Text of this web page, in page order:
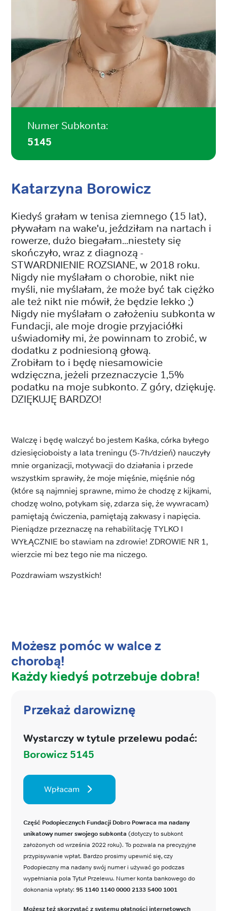
Numer Subkonta:
5145
Katarzyna Borowicz
Kiedyś grałam w tenisa ziemnego (15 lat),
pływałam na wake'u, jeździłam na nartach i
rowerze, dużo biegałam...niestety się
skończyło, wraz z diagnozą -
STWARDNIENIE ROZSIANE, w 2018 roku.
Nigdy nie myślałam o chorobie, nikt nie
myśli, nie myślałam, że może być tak ciężko
ale też nikt nie mówił, że będzie lekko ;)
Nigdy nie myślałam o założeniu subkonta w
Fundacji, ale moje drogie przyjaciółki
uświadomiły mi, że powinnam to zrobić, w
dodatku z podniesioną głową.
Zrobiłam to i będę niesamowicie
wdzięczna, jeżeli przeznaczycie 1,5%
podatku na moje subkonto. Z góry, dziękuję.
DZIĘKUJĘ BARDZO!
Walczę i będę walczyć bo jestem Kaśka, córka byłego
dziesięcioboisty a lata treningu (5-7h/dzień) nauczyły
mnie organizacji, motywacji do działania i przede
wszystkim sprawiły, że moje mięśnie, mięśnie nóg
(które są najmniej sprawne, mimo że chodzę z kijkami,
chodzę wolno, potykam się, zdarza się, że wywracam)
pamiętają ćwiczenia, pamiętają zakwasy i napięcia.
Pieniądze przeznaczę na rehabilitację TYLKO I
WYŁĄCZNIE bo stawiam na zdrowie! ZDROWIE NR 1,
wierzcie mi bez tego nie ma niczego.
Pozdrawiam wszystkich!
Możesz pomóc w walce z
chorobą!
Każdy kiedyś potrzebuje dobra!
Przekaż darowiznę
Wystarczy w tytule przelewu podać:
Borowicz 5145
Wpłacam
Część Podopiecznych Fundacji Dobro Powraca ma nadany
unikatowy numer swojego subkonta (dotyczy to subkont
założonych od września 2022 roku). To pozwala na precyzyjne
przypisywanie wpłat. Bardzo prosimy upewnić się, czy
Podopieczny ma nadany swój numer i używać go podczas
wypełniania pola Tytuł Przelewu. Numer konta bankowego do
dokonania wpłaty: 95 1140 1140 0000 2133 5400 1001
Możesz też skorzystać z systemu płatności internetowych